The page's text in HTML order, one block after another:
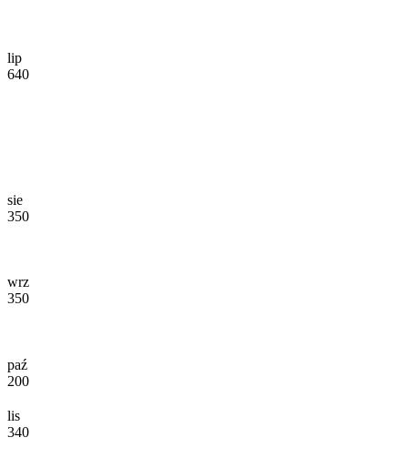
lip
640
sie
350
wrz
350
paź
200
lis
340